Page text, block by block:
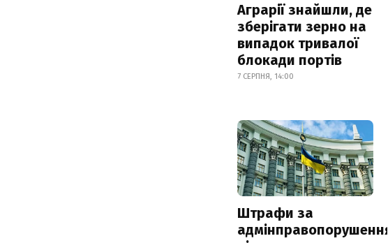
Аграрії знайшли, де
зберігати зерно на
випадок тривалої
блокади портів
7 СЕРПНЯ, 14:00
Штрафи за
адмінправопорушення